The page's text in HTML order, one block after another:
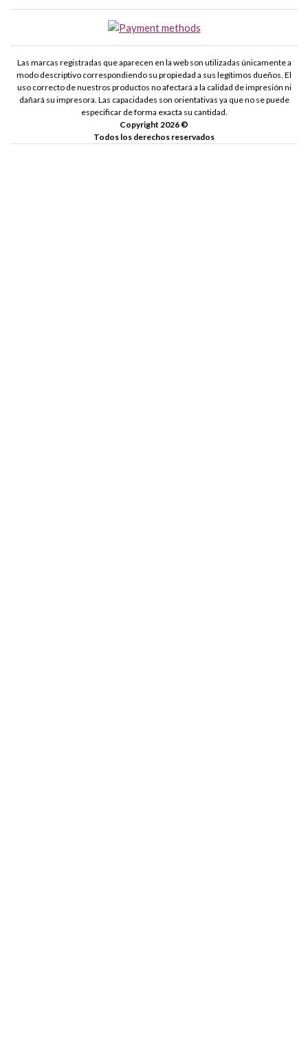
Las marcas registradas que aparecen en la web son utilizadas únicamente a
modo descriptivo correspondiendo su propiedad a sus legítimos dueños. El
uso correcto de nuestros productos no afectará a la calidad de impresión ni
dañará su impresora. Las capacidades son orientativas ya que no se puede
especificar de forma exacta su cantidad.
Copyright 2026 ©
Todos los derechos reservados